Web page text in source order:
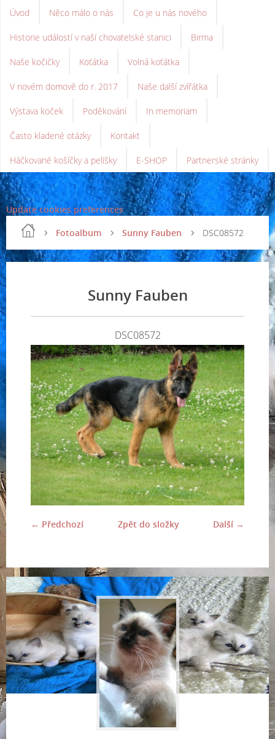
Úvod Něco málo o nás Co je u nás nového
Historie událostí v naší chovatelské stanici Birma
Naše kočičky Koťátka Volná koťátka
V novém domově do r. 2017 Naše další zvířátka
Výstava koček Poděkování In memoriam
Často kladené otázky Kontakt
Háčkované košíčky a pelíšky E-SHOP Partnerské stránky
Update cookies preferences
Fotoalbum
Sunny Fauben DSC08572
Sunny Fauben
DSC08572
← Předchozí Další →
Zpět do složky